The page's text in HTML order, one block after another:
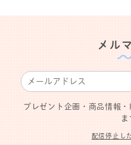
メル
プレゼント企画・商品情報
ま
配信停止し